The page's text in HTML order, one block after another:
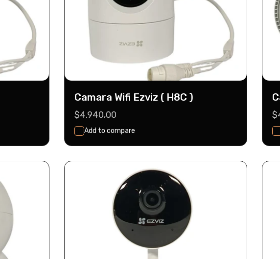
Camara Wifi Ezviz ( H8C )
Precio
habitual
$4.940,00
Add to compare
Agregar Al Carrito